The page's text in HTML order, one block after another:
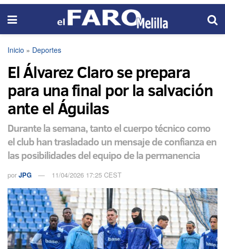
Inicio » Deportes
El Álvarez Claro se prepara
para una final por la salvación
ante el Águilas
Durante la semana, tanto el cuerpo técnico como
el club han trasladado un mensaje de confianza en
las posibilidades del equipo de la permanencia
por JPG 11/04/2026 17:25 CEST